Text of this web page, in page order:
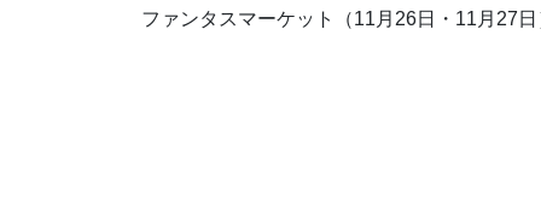
ファンタスマーケット（11月26日・11月27日